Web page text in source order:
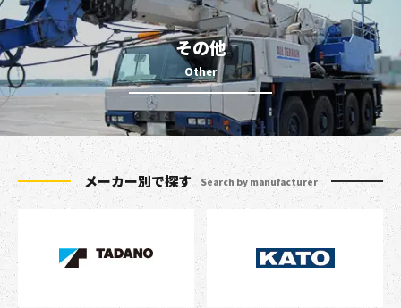
その他
メーカー別で探す Search by manufacturer